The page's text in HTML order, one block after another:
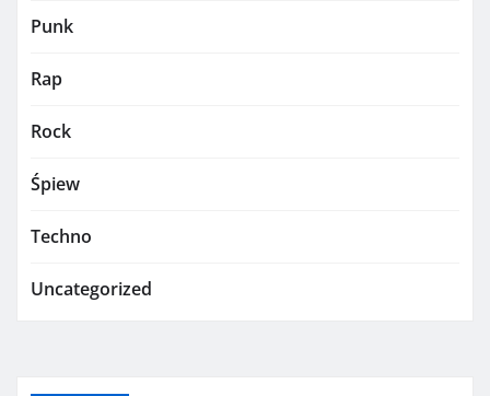
Punk
Rap
Rock
Śpiew
Techno
Uncategorized